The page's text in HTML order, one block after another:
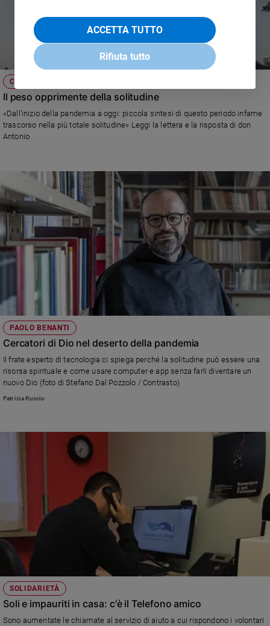
COLLOQUI COL PADRE
Il peso opprimente della solitudine
«Dall’inizio della pandemia a oggi: piccola sintesi di questo periodo infame
trascorso nella più totale solitudine» Leggi la lettera e la risposta di don
Antonio
PAOLO BENANTI
Cercatori di Dio nel deserto della pandemia
Il frate esperto di tecnologia ci spiega perché la solitudine può essere una
risorsa spirituale e come usare computer e app senza farli diventare un
nuovo Dio (foto di Stefano Dal Pozzolo / Contrasto)
Patrizia Ruscio
SOLIDARIETÀ
Soli e impauriti in casa: c'è il Telefono amico
Sono aumentate le chiamate al servizio di aiuto a cui rispondono i volontari
ACCETTA TUTTO
Rifiuta tutto